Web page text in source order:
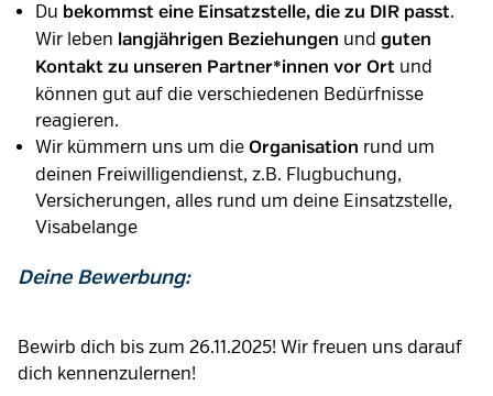
Du bekommst eine Einsatzstelle, die zu DIR passt.
Wir leben langjährigen Beziehungen und guten
Kontakt zu unseren Partner*innen vor Ort und
können gut auf die verschiedenen Bedürfnisse
reagieren.
Wir kümmern uns um die Organisation rund um
deinen Freiwilligendienst, z.B. Flugbuchung,
Versicherungen, alles rund um deine Einsatzstelle,
Visabelange
Deine Bewerbung:
Bewirb dich bis zum 26.11.2025! Wir freuen uns darauf
dich kennenzulernen!